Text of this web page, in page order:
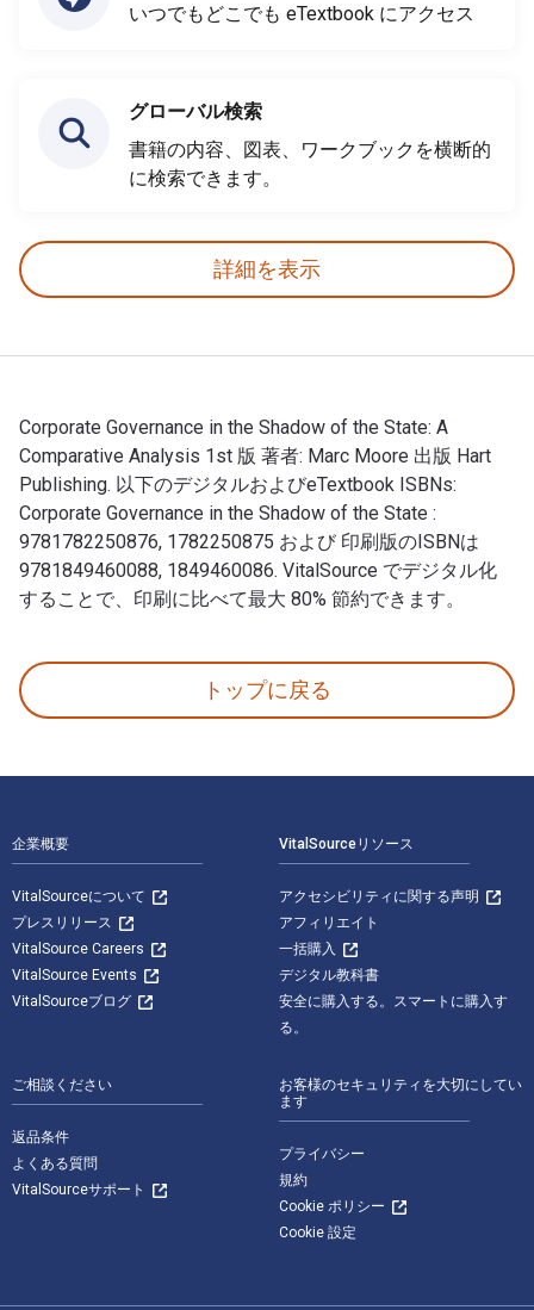
いつでもどこでも eTextbook にアクセス
グローバル検索
書籍の内容、図表、ワークブックを横断的
に検索できます。
詳細を表示
Corporate Governance in the Shadow of the State: A
Comparative Analysis 1st 版 著者: Marc Moore 出版 Hart
Publishing. 以下のデジタルおよびeTextbook ISBNs:
Corporate Governance in the Shadow of the State :
9781782250876, 1782250875 および 印刷版のISBNは
9781849460088, 1849460086. VitalSource でデジタル化
することで、印刷に比べて最大 80% 節約できます。
トップに戻る
企業概要
VitalSourceについて
プレスリリース
VitalSource Careers
VitalSource Events
VitalSourceブログ
VitalSourceリソース
アクセシビリティに関する声明
アフィリエイト
一括購入
デジタル教科書
安全に購入する。スマートに購入す
る。
ご相談ください
返品条件
よくある質問
VitalSourceサポート
お客様のセキュリティを大切にしてい
ます
プライバシー
規約
Cookie ポリシー
Cookie 設定